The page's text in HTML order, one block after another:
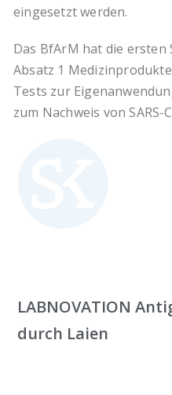
eingesetzt werden.
Das BfArM hat die ersten
Absatz 1
Tests zur
zum Nachweis von SARS-
LABNOVATION
durch Laien